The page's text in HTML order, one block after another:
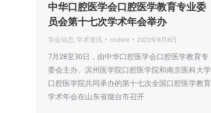
中华口腔医学会口腔医学教育专业委
员会第十七次学术年会举办
学会动态 学术资讯 cndent 2022年8月8日
7月28至30日，由中华口腔医学会口腔医学教育专
委会主办、滨州医学院口腔医学院和南京医科大学
口腔医学院共同承办的第十七次全国口腔医学教育
学术年会在山东省烟台市召开